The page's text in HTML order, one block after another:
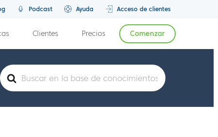
Podcast Ayuda Acceso de clientes
Clientes Precios Comenzar